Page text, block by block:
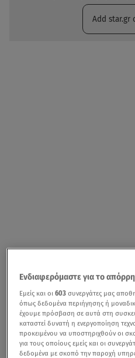
Add star.gr
Ενδιαφερόμαστε για το
Εμείς και οι603 συνεργάτες μας
όπως δεδομένα περιήγησης ή
έχουμε πρόσβαση σε αυτά στη
καταστεί δυνατή η ενεργοποίηση
προκειμένου να υποστηριχθούν οι
για τους οποίους εμείς και οι
δεδομένα με σκοπό την παροχή